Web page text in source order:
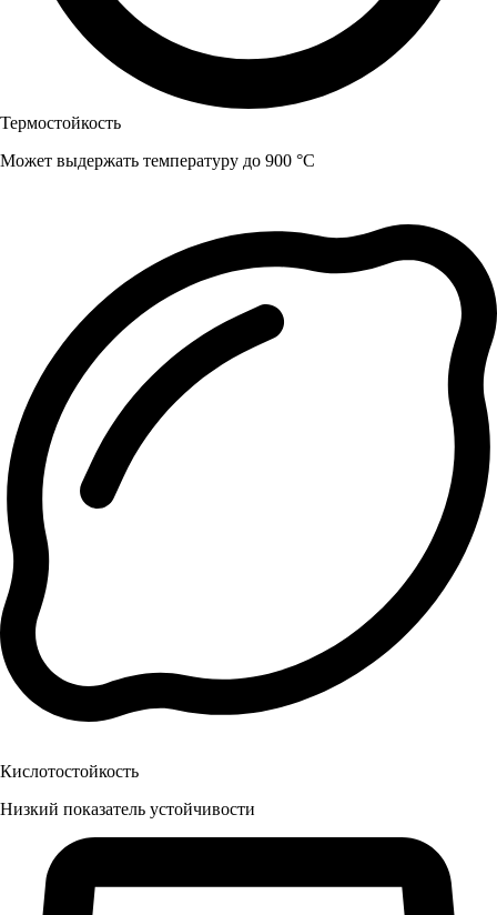
Термостойкость
Может выдержать температуру до 900 °C
Кислотостойкость
Низкий показатель устойчивости